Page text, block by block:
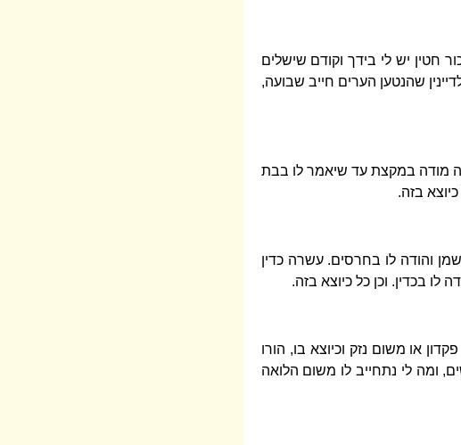
חטין יש לי בידך וקודם שישלים
שהנטען הערים חייב שבועה,
זה מודה במקצת עד שיאמר לו בבת
בזה.
והודה לו בחרסים. עשרה כדין
לו בכדין. וכן כל כיוצא בזה.
או משום נזק וכיוצא בו, הורו
ומה לי נתחייב לו משום הלואה